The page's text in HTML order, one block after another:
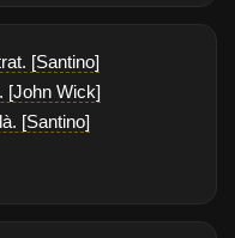
[Santino]
[John Wick]
[Santino]